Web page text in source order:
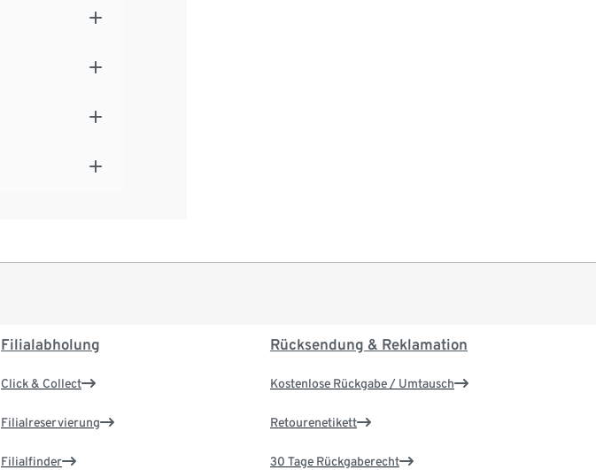
Filialabholung
Click & Collect
Filialreservierung
Filialfinder
Rücksendung & Reklamation
Kostenlose Rückgabe / Umtausch
Retourenetikett
30 Tage Rückgaberecht